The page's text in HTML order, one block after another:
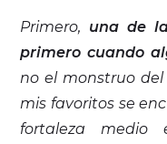
Primero, una de
primero cuando
no el monstruo del
mis favoritos se
fortaleza